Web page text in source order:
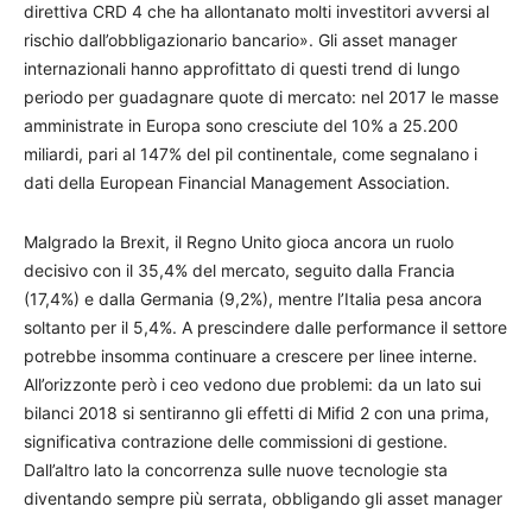
direttiva CRD 4 che ha allontanato molti investitori avversi al
rischio dall’obbligazionario bancario». Gli asset manager
internazionali hanno approfittato di questi trend di lungo
periodo per guadagnare quote di mercato: nel 2017 le masse
amministrate in Europa sono cresciute del 10% a 25.200
miliardi, pari al 147% del pil continentale, come segnalano i
dati della European Financial Management Association.
Malgrado la Brexit, il Regno Unito gioca ancora un ruolo
decisivo con il 35,4% del mercato, seguito dalla Francia
(17,4%) e dalla Germania (9,2%), mentre l’Italia pesa ancora
soltanto per il 5,4%. A prescindere dalle performance il settore
potrebbe insomma continuare a crescere per linee interne.
All’orizzonte però i ceo vedono due problemi: da un lato sui
bilanci 2018 si sentiranno gli effetti di Mifid 2 con una prima,
significativa contrazione delle commissioni di gestione.
Dall’altro lato la concorrenza sulle nuove tecnologie sta
diventando sempre più serrata, obbligando gli asset manager